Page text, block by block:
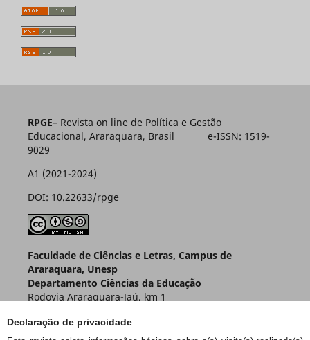
Declaração de privacidade
RPGE– Revista on line de Política e Gestão
Educacional, Araraquara, Brasil e-ISSN: 1519-
9029
A1 (2021-2024)
DOI: 10.22633/rpge
Faculdade de Ciências e Letras, Campus de
Araraquara, Unesp
Departamento Ciências da Educação
Rodovia Araraquara-Jaú, km 1
Araraquara – SP – Brasil